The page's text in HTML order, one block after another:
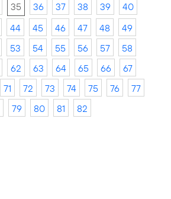
35 36 37 38 39
40
44 45 46 47 48
49
53 54 55 56 57
58
62 63 64 65 66
67
71 72 73 74 75 76
77
79 80 81 82